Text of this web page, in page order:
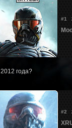
#1
2012 года?
#2